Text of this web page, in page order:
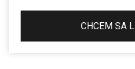
CHCEM SA